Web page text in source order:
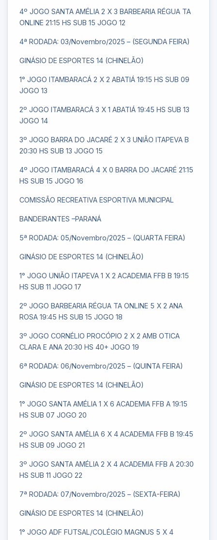
4º JOGO SANTA AMÉLIA 2 X 3 BARBEARIA RÉGUA TA
ONLINE 21:15 HS SUB 15 JOGO 12
4ª RODADA: 03/Novembro/2025 – (SEGUNDA FEIRA)
GINÁSIO DE ESPORTES 14 (CHINELÃO)
1° JOGO ITAMBARACÁ 2 X 2 ABATIÁ 19:15 HS SUB 09
JOGO 13
2º JOGO ITAMBARACÁ 3 X 1 ABATIÁ 19:45 HS SUB 13
JOGO 14
3º JOGO BARRA DO JACARÉ 2 X 3 UNIÃO ITAPEVA B
20:30 HS SUB 13 JOGO 15
4º JOGO ITAMBARACÁ 4 X 0 BARRA DO JACARÉ 21:15
HS SUB 15 JOGO 16
COMISSÃO RECREATIVA ESPORTIVA MUNICIPAL
BANDEIRANTES –PARANÁ
5ª RODADA: 05/Novembro/2025 – (QUARTA FEIRA)
GINÁSIO DE ESPORTES 14 (CHINELÃO)
1° JOGO UNIÃO ITAPEVA 1 X 2 ACADEMIA FFB B 19:15
HS SUB 11 JOGO 17
2º JOGO BARBEARIA RÉGUA TA ONLINE 5 X 2 ANA
ROSA 19:45 HS SUB 15 JOGO 18
3º JOGO CORNÉLIO PROCÓPIO 2 X 2 AMB OTICA
CLARA E ANA 20:30 HS 40+ JOGO 19
6ª RODADA: 06/Novembro/2025 – (QUINTA FEIRA)
GINÁSIO DE ESPORTES 14 (CHINELÃO)
1° JOGO SANTA AMÉLIA 1 X 6 ACADEMIA FFB A 19:15
HS SUB 07 JOGO 20
2º JOGO SANTA AMÉLIA 6 X 4 ACADEMIA FFB B 19:45
HS SUB 09 JOGO 21
3º JOGO SANTA AMÉLIA 2 X 4 ACADEMIA FFB A 20:30
HS SUB 11 JOGO 22
7ª RODADA: 07/Novembro/2025 – (SEXTA-FEIRA)
GINÁSIO DE ESPORTES 14 (CHINELÃO)
1° JOGO ADF FUTSAL/COLÉGIO MAGNUS 5 X 4